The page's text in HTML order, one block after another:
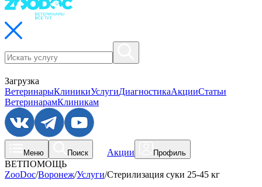
Загрузка
ВетеринарыКлиникиУслугиДиагностикаАкцииСтатьи
ВетеринарамКлиникам
Меню Поиск Акции Профиль
ВЕТПОМОЩЬ
ZooDoc/Воронеж/Услуги/Стерилизация суки 25-45 кг